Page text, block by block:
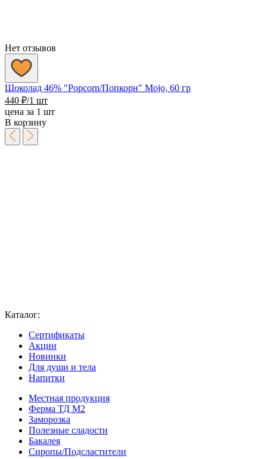
Нет отзывов
Шоколад 46% "Popcorn/Попкорн" Mojo, 60 гр
440 ₽/1 шт
цена за 1 шт
В корзину
Каталог:
Сертификаты
Акции
Новинки
Для души и тела
Напитки
Местная продукция
Ферма ТД М2
Заморозка
Полезные сладости
Бакалея
Сиропы/Подсластители